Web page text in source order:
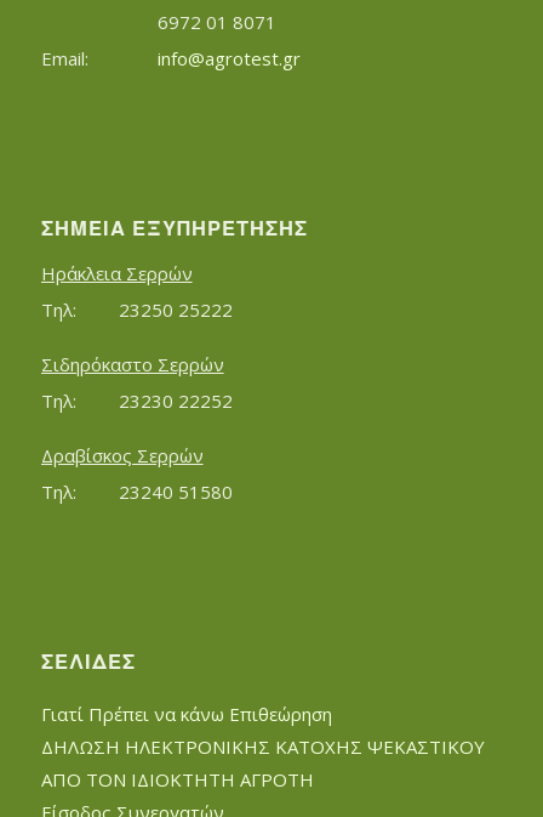
			6972 01 8071
info@agrotest.gr
ΣΗΜΕΊΑ ΕΞΥΠΗΡΈΤΗΣΗΣ
Ηράκλεια Σερρών
Τηλ:		23250 25222
Σιδηρόκαστο Σερρών
Τηλ:		23230 22252
Δραβίσκος Σερρών
Τηλ:		23240 51580
ΣΕΛΊΔΕΣ
Γιατί Πρέπει να κάνω Επιθεώρηση
ΔΗΛΩΣΗ ΗΛΕΚΤΡΟΝΙΚΗΣ ΚΑΤΟΧΗΣ ΨΕΚΑΣΤΙΚΟΥ
ΑΠΟ ΤΟΝ ΙΔΙΟΚΤΗΤΗ ΑΓΡΟΤΗ